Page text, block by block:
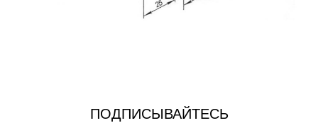
ПОДПИСЫВАЙТЕСЬ